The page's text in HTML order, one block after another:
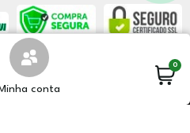
Minha conta
0
– ARgreen. CNPJ:
0001-40